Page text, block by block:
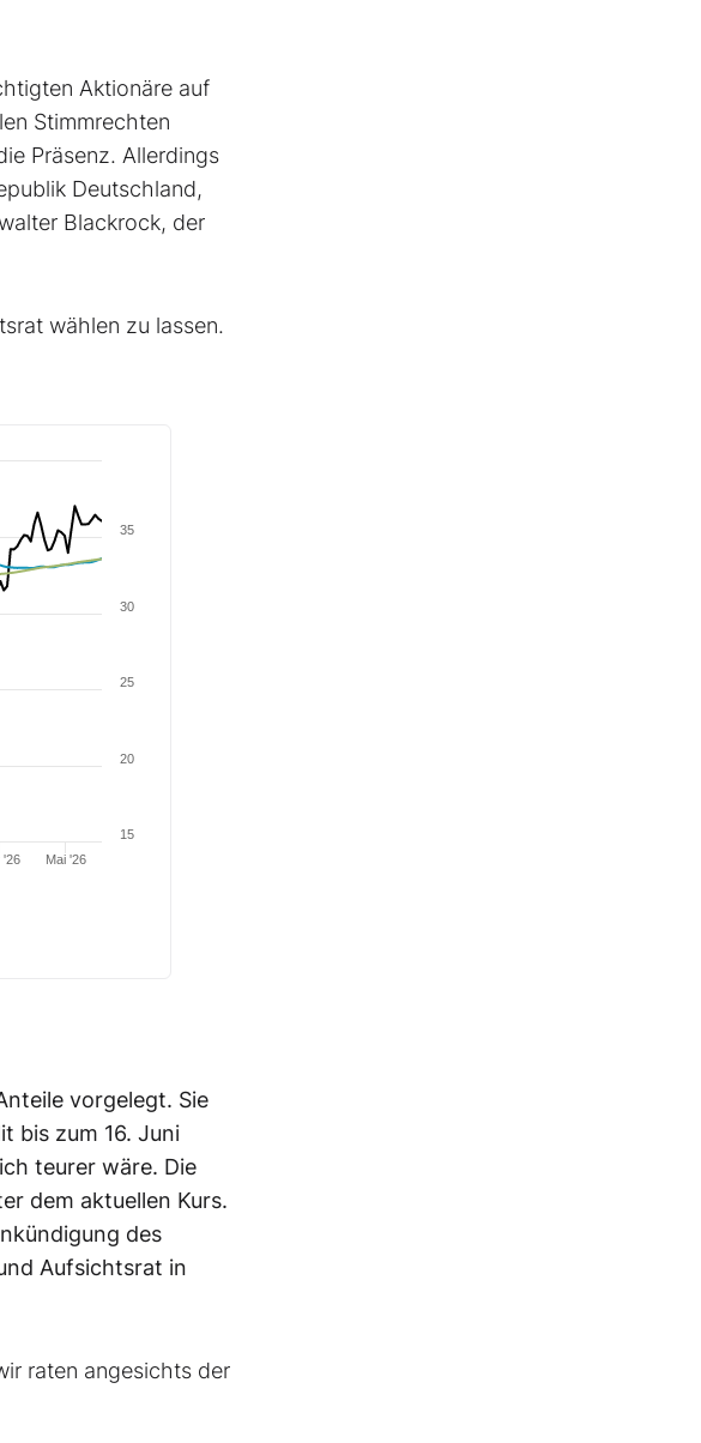
Aktionäre auf
Stimmrechten
Präsenz. Allerdings
Deutschland,
Blackrock, der
wählen zu lassen.
'26 Mai '26
15
20
25
30
35
vorgelegt. Sie
bis zum 16. Juni
teurer wäre. Die
dem aktuellen Kurs.
des
Aufsichtsrat in
raten angesichts der